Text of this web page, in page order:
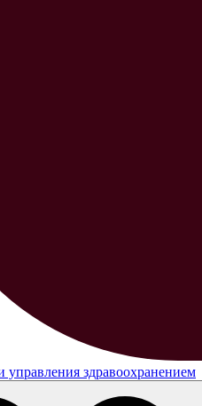
управления здравоохранением